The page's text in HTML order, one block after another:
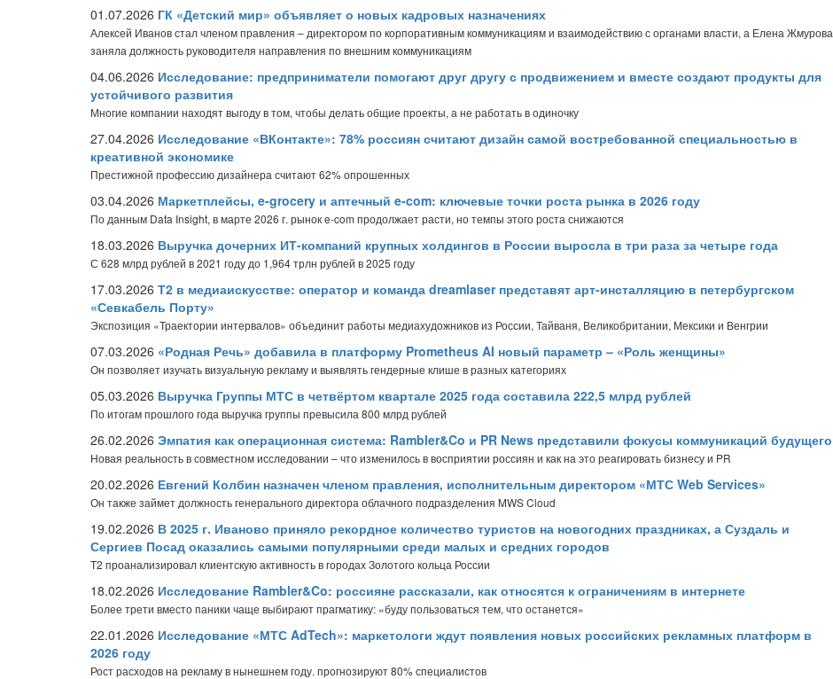
01.07.2026 ГК «Детский мир» объявляет о новых кадровых назначениях
Алексей Иванов стал членом правления – директором по корпоративным коммуникациям и взаимодействию с органами власти, а Елена Жмурова
заняла должность руководителя направления по внешним коммуникациям
04.06.2026 Исследование: предприниматели помогают друг другу с продвижением и вместе создают продукты для
устойчивого развития
Многие компании находят выгоду в том, чтобы делать общие проекты, а не работать в одиночку
27.04.2026 Исследование «ВКонтакте»: 78% россиян считают дизайн самой востребованной специальностью в
креативной экономике
Престижной профессию дизайнера считают 62% опрошенных
03.04.2026 Маркетплейсы, e-grocery и аптечный e-com: ключевые точки роста рынка в 2026 году
По данным Data Insight, в марте 2026 г. рынок e-com продолжает расти, но темпы этого роста снижаются
18.03.2026 Выручка дочерних ИТ-компаний крупных холдингов в России выросла в три раза за четыре года
С 628 млрд рублей в 2021 году до 1,964 трлн рублей в 2025 году
17.03.2026 Т2 в медиаискусстве: оператор и команда dreamlaser представят арт-инсталляцию в петербургском
«Севкабель Порту»
Экспозиция «Траектории интервалов» объединит работы медиахудожников из России, Тайваня, Великобритании, Мексики и Венгрии
07.03.2026 «Родная Речь» добавила в платформу Prometheus AI новый параметр – «Роль женщины»
Он позволяет изучать визуальную рекламу и выявлять гендерные клише в разных категориях
05.03.2026 Выручка Группы МТС в четвёртом квартале 2025 года составила 222,5 млрд рублей
По итогам прошлого года выручка группы превысила 800 млрд рублей
26.02.2026 Эмпатия как операционная система: Rambler&Co и PR News представили фокусы коммуникаций будущего
Новая реальность в совместном исследовании – что изменилось в восприятии россиян и как на это реагировать бизнесу и PR
20.02.2026 Евгений Колбин назначен членом правления, исполнительным директором «МТС Web Services»
Он также займет должность генерального директора облачного подразделения MWS Cloud
19.02.2026 В 2025 г. Иваново приняло рекордное количество туристов на новогодних праздниках, а Суздаль и
Сергиев Посад оказались самыми популярными среди малых и средних городов
T2 проанализировал клиентскую активность в городах Золотого кольца России
18.02.2026 Исследование Rambler&Co: россияне рассказали, как относятся к ограничениям в интернете
Более трети вместо паники чаще выбирают прагматику: «буду пользоваться тем, что останется»
22.01.2026 Исследование «МТС AdTech»: маркетологи ждут появления новых российских рекламных платформ в
2026 году
Рост расходов на рекламу в нынешнем году. прогнозируют 80% специалистов